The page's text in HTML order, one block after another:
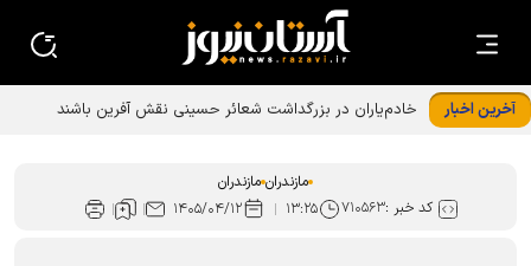
آخرین اخبار خادم‌یاران در بزرگداشت شعائر حسینی نقش آفرین باشند
مازندران مازندران
کد خبر :۷۱۰۵۶۳ ۱۳:۲۵ ۱۴۰۵/۰۴/۱۲